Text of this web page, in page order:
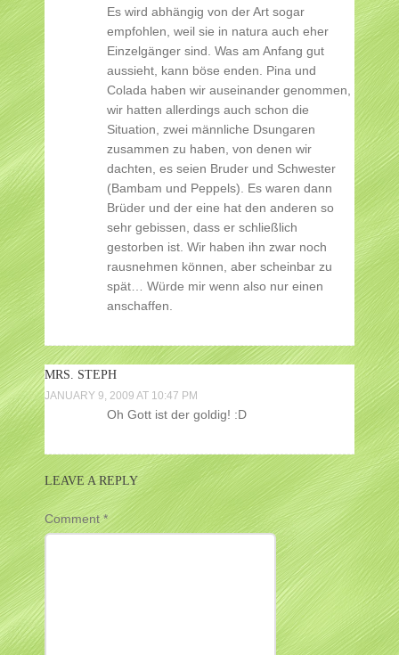
Es wird abhängig von der Art sogar
empfohlen, weil sie in natura auch eher
Einzelgänger sind. Was am Anfang gut
aussieht, kann böse enden. Pina und
Colada haben wir auseinander genommen,
wir hatten allerdings auch schon die
Situation, zwei männliche Dsungaren
zusammen zu haben, von denen wir
dachten, es seien Bruder und Schwester
(Bambam und Peppels). Es waren dann
Brüder und der eine hat den anderen so
sehr gebissen, dass er schließlich
gestorben ist. Wir haben ihn zwar noch
rausnehmen können, aber scheinbar zu
spät… Würde mir wenn also nur einen
anschaffen.
MRS. STEPH
JANUARY 9, 2009 AT 10:47 PM
Oh Gott ist der goldig! :D
LEAVE A REPLY
Comment*